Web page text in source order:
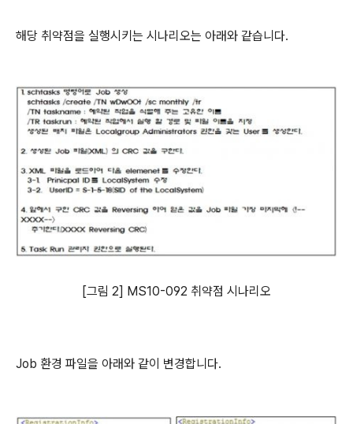
해당 취약점을 실행시키는 시나리오는 아래와 같습니다.
[그림 2] MS10-092 취약점 시나리오
Job 환경 파일을 아래와 같이 변경합니다.